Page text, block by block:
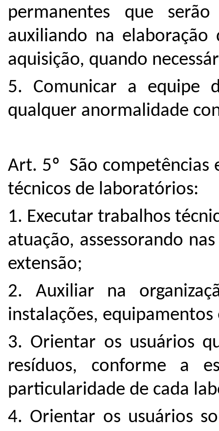
permanentes que
auxiliando na
aquisição, quando
5. Comunicar a equipe
qualquer anormalidade
Art. 5º São competências
técnicos de laboratórios:
1. Executar trabalhos
atuação, assessorando
extensão;
2. Auxiliar na
instalações,
3. Orientar os usuários
resíduos, conforme a
particularidade de cada
4. Orientar os usuários